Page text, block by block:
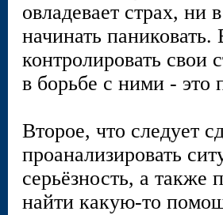
овладевает страх, ни
начинать
контролировать свои
в борьбе с ними - это
Второе, что следует
проанализировать
серьёзность, а также
найти какую-то